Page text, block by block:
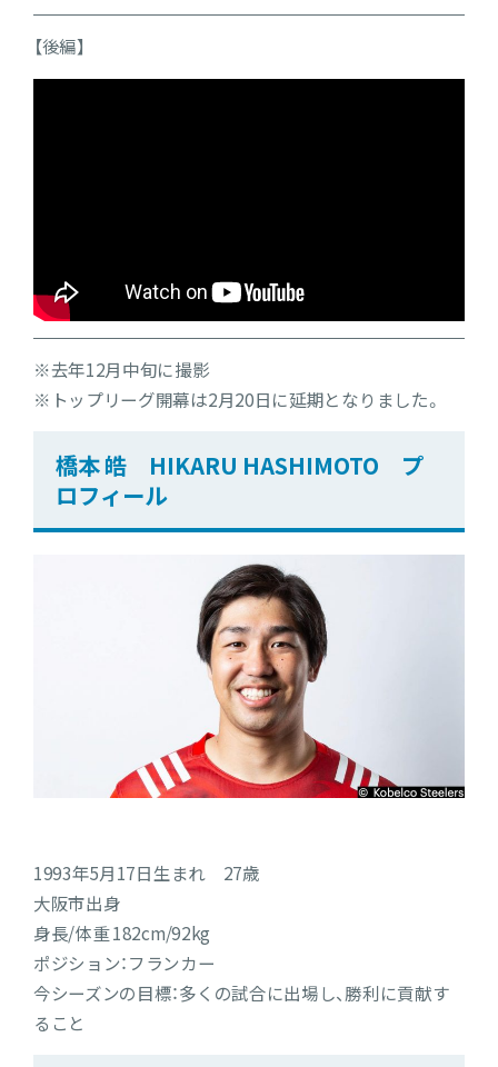
【後編】
※去年12月中旬に撮影
※トップリーグ開幕は2月20日に延期となりました。
橋本 皓 HIKARU HASHIMOTO プ
ロフィール
1993年5月17日生まれ 27歳
大阪市出身
身長/体重 182cm/92kg
ポジション：フランカー
今シーズンの目標：多くの試合に出場し、勝利に貢献す
ること